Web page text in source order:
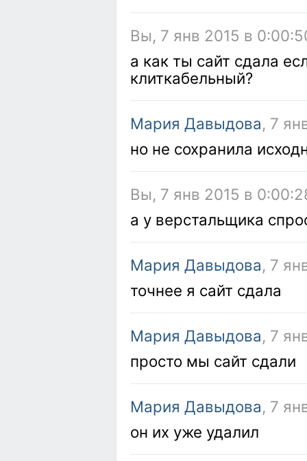
Вы, 7 янв 2015 в
а как ты сайт сдала
клиткабельный?
Мария Давыдова, 7
но не сохранила
Вы, 7 янв 2015 в
а у верстальщика
Мария Давыдова, 7
точнее я сайт сдала
Мария Давыдова, 7
просто мы сайт сдали
Мария Давыдова, 7
он их уже удалил